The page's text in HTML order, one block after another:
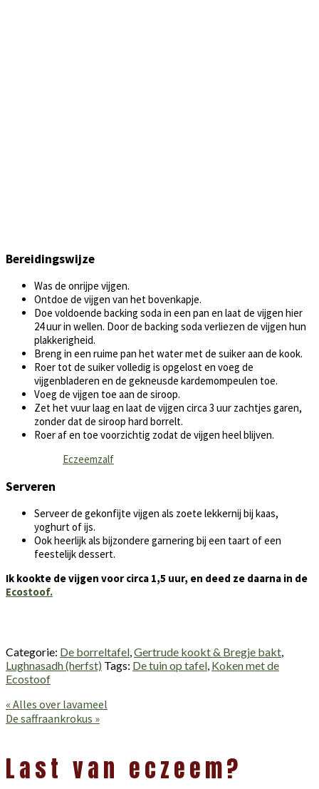
Bereidingswijze
Was de onrijpe vijgen.
Ontdoe de vijgen van het bovenkapje.
Doe voldoende backing soda in een pan en laat de vijgen hier
24 uur in wellen. Door de backing soda verliezen de vijgen hun
plakkerigheid.
Breng in een ruime pan het water met de suiker aan de kook.
Roer tot de suiker volledig is opgelost en voeg de
vijgenbladeren en de gekneusde kardemompeulen toe.
Voeg de vijgen toe aan de siroop.
Zet het vuur laag en laat de vijgen circa 3 uur zachtjes garen,
zonder dat de siroop hard borrelt.
Roer af en toe voorzichtig zodat de vijgen heel blijven.
Eczeemzalf
Serveren
Serveer de gekonfijte vijgen als zoete lekkernij bij kaas,
yoghurt of ijs.
Ook heerlijk als bijzondere garnering bij een taart of een
feestelijk dessert.
Ik kookte de vijgen voor circa 1,5 uur, en deed ze daarna in de
Ecostoof.
Categorie: De borreltafel,Gertrude kookt & Bregje bakt,
Lughnasadh (herfst) Tags: De tuin op tafel, Koken met de
Ecostoof
Vorig
bericht:
« Alles over lavameel
Volgend
De saffraankrokus »
Interacties
Last van eczeem?